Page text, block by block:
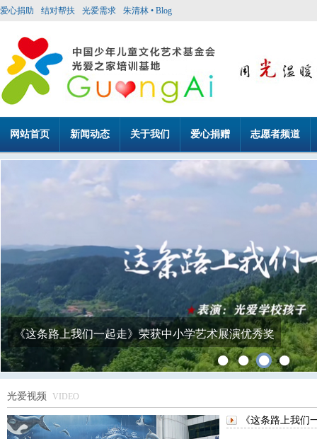
爱心捐助 结对帮扶 光爱需求 朱清林 • Blog
网站首页 新闻动态 关于我们 爱心捐赠 志愿者频道
《这条路上我们一起走》荣获中小学艺术展演优秀奖
光爱视频 VIDEO
《这条路上我们